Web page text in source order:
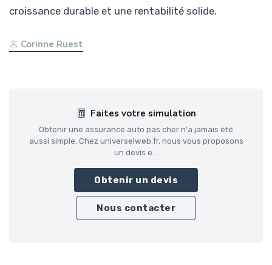
croissance durable et une rentabilité solide.
Corinne Ruest
Faites votre simulation
Obtenir une assurance auto pas cher n'a jamais été
aussi simple. Chez universelweb.fr, nous vous proposons
un devis e...
Obtenir un devis
Nous contacter